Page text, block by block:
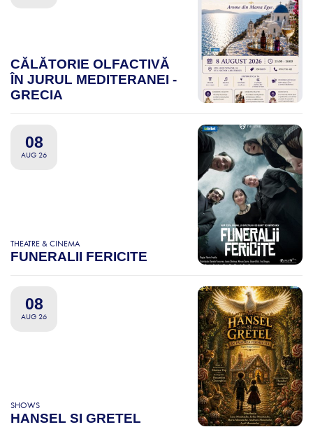
CĂLĂTORIE OLFACTIVĂ
ÎN JURUL MEDITERANEI -
GRECIA
08
AUG 26
THEATRE & CINEMA
FUNERALII FERICITE
08
AUG 26
SHOWS
HANSEL SI GRETEL